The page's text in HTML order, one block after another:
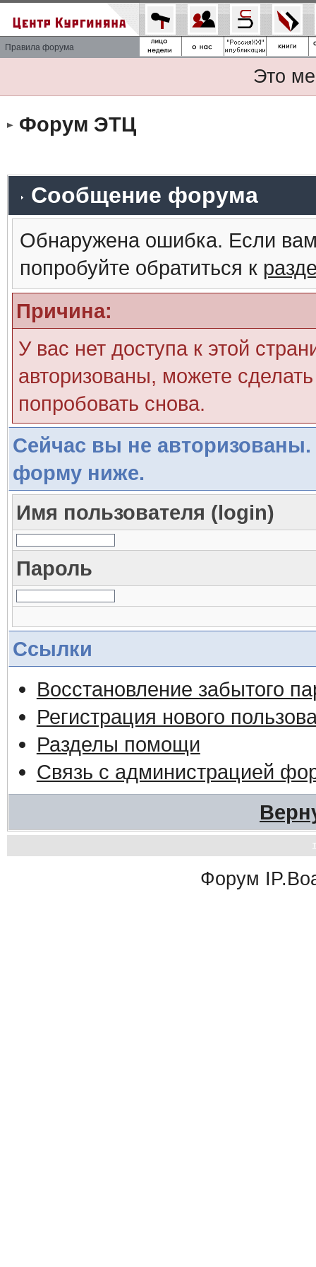
Правила форума
Это
Форум ЭТЦ
Сообщение форума
Обнаружена ошибка. Если
попробуйте обратиться к
Причина:
У вас нет доступа к этой
авторизованы, можете
попробовать снова.
Сейчас вы не авторизованы.
форму ниже.
Имя пользователя (login)
Пароль
Ссылки
Восстановление забытого
Регистрация нового
Разделы помощи
Связь с администрацией
Форум